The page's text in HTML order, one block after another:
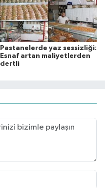
Pastanelerde yaz sessizliği:
Esnaf artan maliyetlerden
dertli